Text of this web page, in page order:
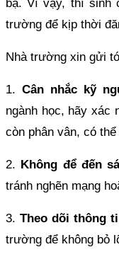
bạ. Vì vậy, thí sinh
trường để kịp thời
Nhà trường xin gửi
1.Cân nhắc kỹ
ngành học, hãy xác
còn phân vân, có
2. Không để đến
tránh nghẽn mạng
3.Theo dõi thông
trường để không bỏ